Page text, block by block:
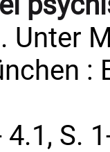
Unter
:
S.